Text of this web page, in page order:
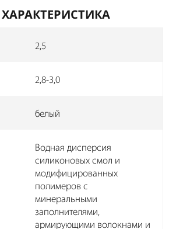
2,5
2,8-3,0
белый
Водная дисперсия
силиконовых смол и
модифицированных
полимеров с
минеральными
заполнителями,
армирующими волокнами и